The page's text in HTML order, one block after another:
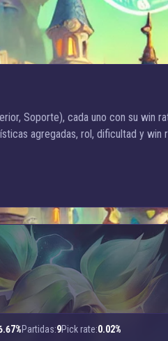
Soporte), cada uno con su win
agregadas, rol, dificultad y win
Partidas:9Pick rate:0.02%